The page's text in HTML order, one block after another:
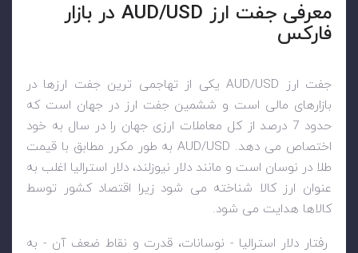
معرفی جفت ارز AUD/USD در بازار
فارکس
جفت ارز AUD/USDیکی از تهاجمی ترین جفت ارزها در
بازارهای مالی است و ششمین جفت ارز در جهان است که
حدود 7 درصد از کل معاملات ارزی جهان را در سال به خود
اختصاص می دهد. AUD/USDبه طور مکرر مطابق با قیمت
طلا در نوسان است و مانند دلار نیوزلند، دلار استرالیا اغلب به
عنوان ارز کالا شناخته می شود زیرا اقتصاد کشور توسط
کالاها هدایت می شود.
رفتار دلار استرالیا - نوسانات، قدرت و نقاط ضعف آن - به